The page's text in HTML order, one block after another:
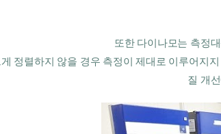
또한 다이나모는 측정
정렬하지 않을 경우 측정이 제대로 이루어지
질 개